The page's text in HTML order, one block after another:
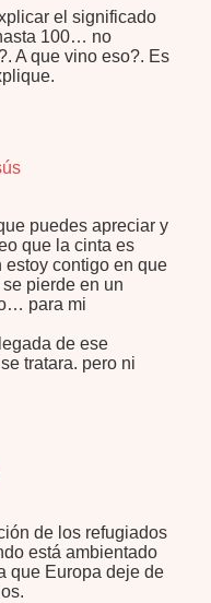
el significado
100… no
A que vino eso?. Es
puedes apreciar y
que la cinta es
estoy contigo en que
pierde en un
para mi
de ese
tratara. pero ni
de los refugiados
está ambientado
que Europa deje de